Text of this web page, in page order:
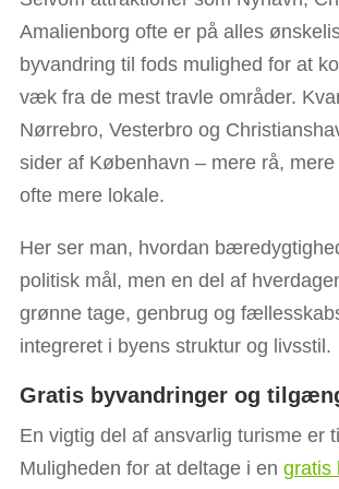
Amalienborg ofte er på alles
byvandring til fods mulighed for at
væk fra de mest travle områder.
Nørrebro, Vesterbro og
sider af København – mere rå,
ofte mere lokale.
Her ser man, hvordan
politisk mål, men en del af
grønne tage, genbrug og
integreret i byens struktur og livsstil.
Gratis byvandringer og
En vigtig del af ansvarlig turisme er
Muligheden for at deltage i en gratis